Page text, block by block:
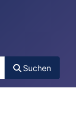
Suchen